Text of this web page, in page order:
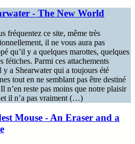
- The New World
fréquentez ce site, même très
il ne vous aura pas
qu’il y a quelques marottes, quelques
fétiches. Parmi ces attachements
a Shearwater qui a toujours été
tout en ne semblant pas être destiné
n’en reste pas moins que notre plaisir
et il n’a pas vraiment (…)
Mouse - An Eraser and a